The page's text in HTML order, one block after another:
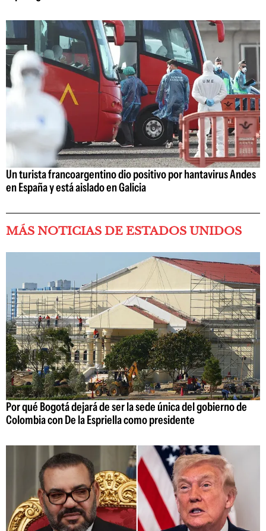
Un turista francoargentino dio positivo por hantavirus Andes
en España y está aislado en Galicia
MÁS NOTICIAS DE ESTADOS UNIDOS
Por qué Bogotá dejará de ser la sede única del gobierno de
Colombia con De la Espriella como presidente